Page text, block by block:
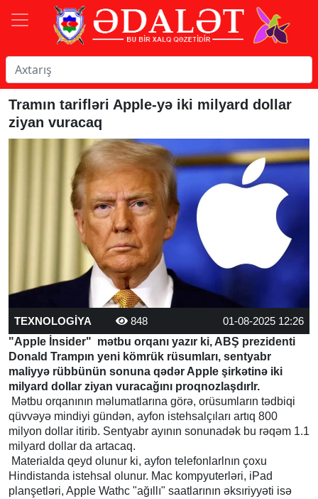
Tramın tarifləri Apple-yə iki milyard dollar
ziyan vuracaq
TEXNOLOGİYA 848
01-08-2025 12:26
"Apple İnsider" mətbu orqanı yazır ki, ABŞ prezidenti
Donald Trampın yeni kömrük rüsumları, sentyabr
maliyyə rübbünün sonuna qədər Apple şirkətinə iki
milyard dollar ziyan vuracağını proqnozlaşdırlr.
Mətbu orqanının məlumatlarına görə, orüsumların tədbiqi
qüvvəyə mindiyi gündən, ayfon istehsalçıları artıq 800
milyon dollar itirib. Sentyabr ayının sonunadək bu rəqəm 1.1
milyard dollar da artacaq.
Materialda qeyd olunur ki, ayfon telefonlarlnın çoxu
Hindistanda istehsal olunur. Mac kompyuterləri, iPad
planşetləri, Apple Wathc "ağıllı" saatlarının əksıriyyəti isə